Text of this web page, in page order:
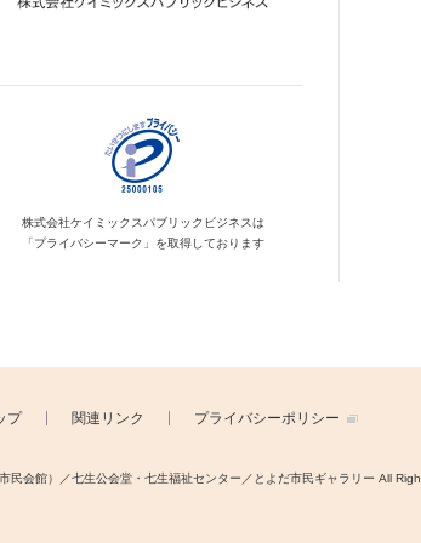
株式会社ケイミックス パブリックビジネスは
「プライバシーマーク」を取得しております
プ 関連リンク プライバシーポリシー
民会館）／七生公会堂・七生福祉センター／とよだ市民ギャラリー All